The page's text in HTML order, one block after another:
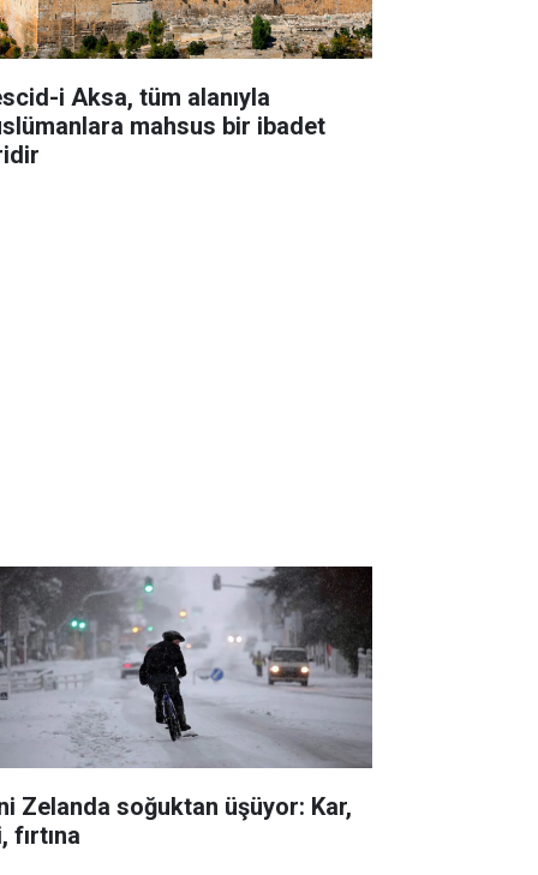
i Aksa, tüm alanıyla
mahsus bir ibadet
Zelanda soğuktan üşüyor: Kar,
fırtına